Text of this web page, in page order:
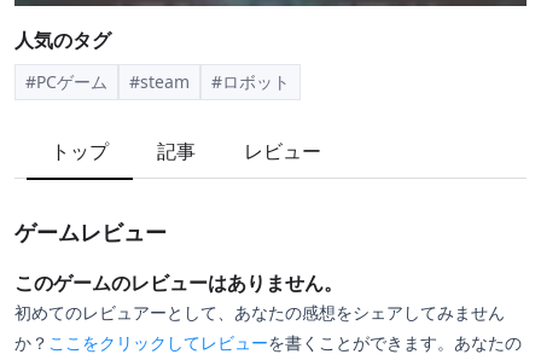
人気のタグ
#PCゲーム #steam #ロボット
トップ 記事 レビュー
ゲームレビュー
このゲームのレビューはありません。
初めてのレビュアーとして、あなたの感想をシェアしてみません
か？ ここをクリックしてレビューを書くことができます。あなたの